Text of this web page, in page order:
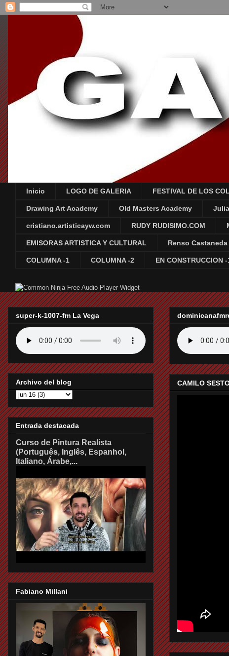
Inicio LOGO DE GALERIA FESTIVAL DE LOS
Drawing Art Academy Old Masters Academy
cristiano.artisticayw.com RUDY RUDISIMO.COM
EMISORAS ARTISTICA Y CULTURAL Renso Castaneda
COLUMNA -1 COLUMNA -2 EN CONSTRUCCION -
Free Audio Player Widget
CAMILO
super-k-1007-fm La Vega
Archivo del blog
Entrada destacada
Curso de Pintura Realista
(Português, Inglês, Espanhol,
Italiano, Árabe,...
Fabiano Millani